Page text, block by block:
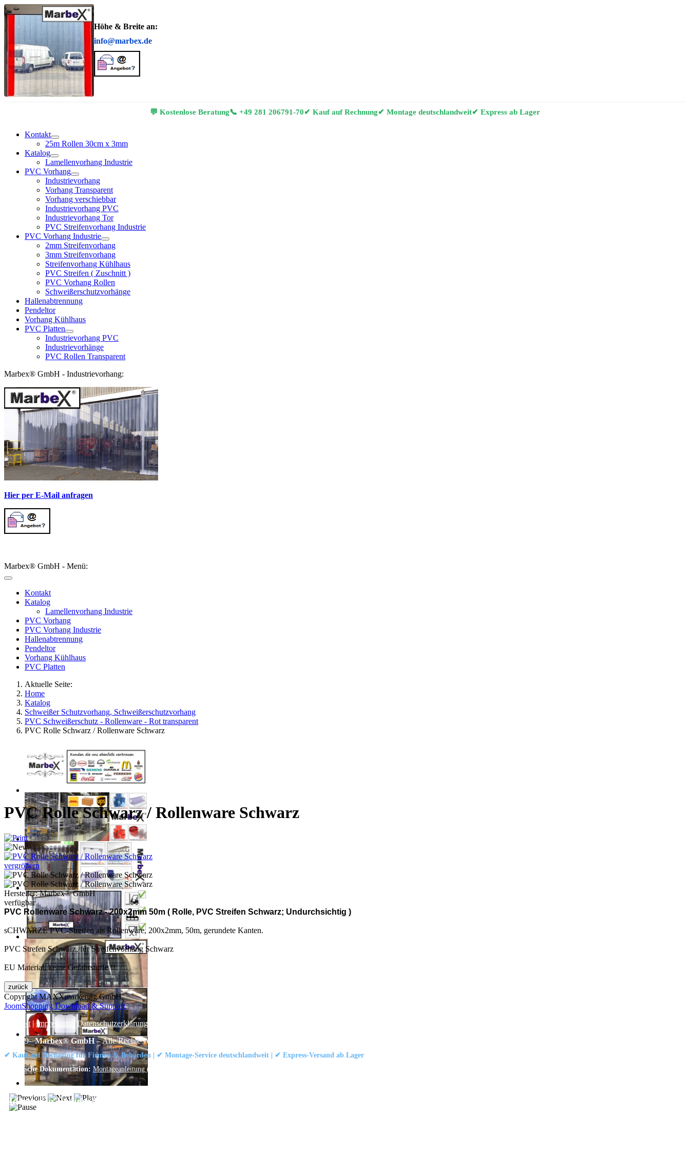
Höhe & Breite an:
info@marbex.de
💬 Kostenlose Beratung📞 +49 281 206791-70✔ Kauf auf Rechnung✔ Montage deutschlandweit✔ Express ab Lager
Kontakt
25m Rollen 30cm x 3mm
Katalog
Lamellenvorhang Industrie
PVC Vorhang
Industrievorhang
Vorhang Transparent
Vorhang verschiebbar
Industrievorhang PVC
Industrievorhang Tor
PVC Streifenvorhang Industrie
PVC Vorhang Industrie
2mm Streifenvorhang
3mm Streifenvorhang
Streifenvorhang Kühlhaus
PVC Streifen ( Zuschnitt )
PVC Vorhang Rollen
Schweißerschutzvorhänge
Hallenabtrennung
Pendeltor
Vorhang Kühlhaus
PVC Platten
Industrievorhang PVC
Industrievorhänge
PVC Rollen Transparent
Marbex® GmbH - Industrievorhang:
Hier per E-Mail anfragen
Marbex® GmbH - Menü:
Kontakt
Katalog
Lamellenvorhang Industrie
PVC Vorhang
PVC Vorhang Industrie
Hallenabtrennung
Pendeltor
Vorhang Kühlhaus
PVC Platten
Aktuelle Seite:
Home
Katalog
Schweißer Schutzvorhang, Schweißerschutzvorhang
PVC Schweißerschutz - Rollenware - Rot transparent
PVC Rolle Schwarz / Rollenware Schwarz
PVC Rolle Schwarz / Rollenware Schwarz
vergrößern
Hersteller:Marbex® GmbH
verfügbar
PVC Rollenware Schwarz - 200x2mm 50m ( Rolle, PVC Streifen Schwarz; Undurchsichtig )
sCHWARZE PVC-Streifen als Rollenware, 200x2mm, 50m, gerundete Kanten.
PVC Strefen Schwarz, für Streifenvorhang Schwarz
EU Material, keine Gefahrstoffe !!
Copyright MAXXmarketing GmbH
JoomShopping Download & Support
Kontakt|Impressum Datenschutzerklärung
© 1999– Marbex® GmbH– Alle Rechte vorbehalten.
✔ Kauf auf Rechnung für Firmen & Behörden | ✔ Montage-Service deutschlandweit | ✔ Express-Versand ab Lager
Technische Dokumentation: Montageanleitung (PDF)
Haben Sie Fragen?